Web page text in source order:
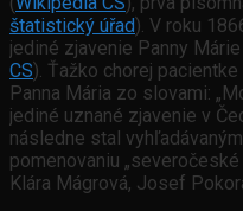
štatistický úřad). V roku
jediné zjavenie Panny
CS). Ťažko chorej
Panna Mária zo slovami:
jediné uznané zjavenie v
následne stal
pomenovaniu
Klára Mágrová, Josef